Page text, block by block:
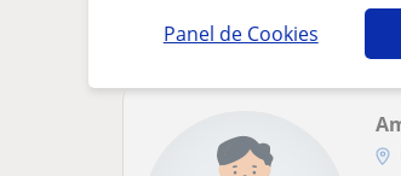
Panel de Cookies